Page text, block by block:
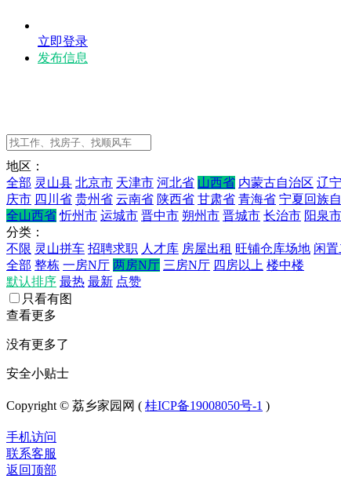
立即登录
发布信息
地区：
全部 灵山县 北京市 天津市 河北省 山西省 内蒙古自治区 辽
庆市 四川省 贵州省 云南省 陕西省 甘肃省 青海省 宁夏回族
全山西省 忻州市 运城市 晋中市 朔州市 晋城市 长治市 阳泉市
分类：
不限 灵山拼车 招聘求职 人才库 房屋出租 旺铺仓库场地 闲
全部 整栋 一房N厅 两房N厅 三房N厅 四房以上 楼中楼
默认排序 最热 最新 点赞
只看有图
查看更多
没有更多了
安全小贴士
Copyright © 荔乡家园网 ( 桂ICP备19008050号-1 )
手机访问
联系客服
返回顶部